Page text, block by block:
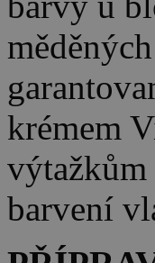
krémem
barvení